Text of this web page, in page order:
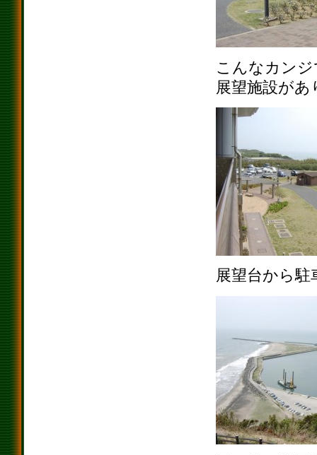
こんなカン
展望施設があ
展望台から